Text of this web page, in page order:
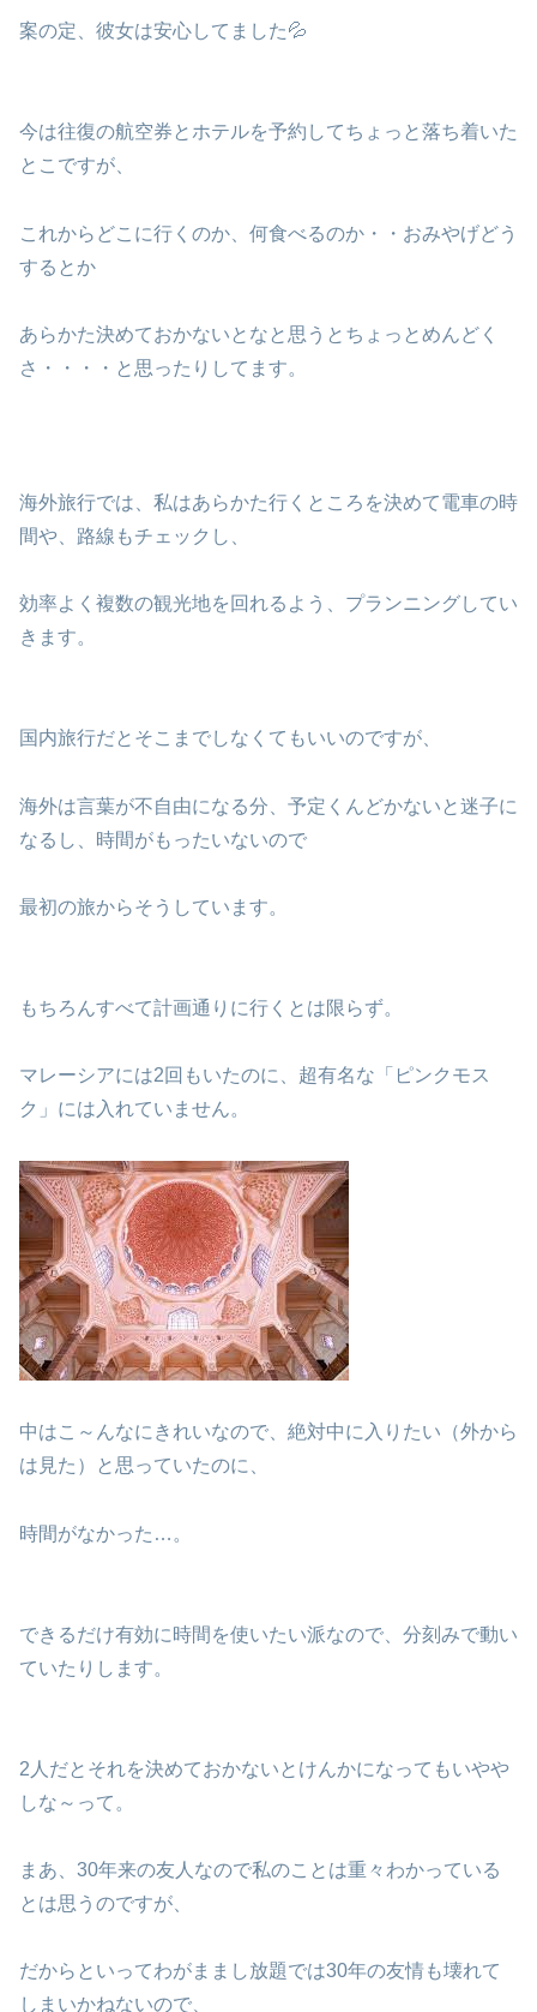
案の定、彼女は安心してました💦
今は往復の航空券とホテルを予約してちょっと落ち着いた
とこですが、
これからどこに行くのか、何食べるのか・・おみやげどう
するとか
あらかた決めておかないとなと思うとちょっとめんどく
さ・・・・と思ったりしてます。
海外旅行では、私はあらかた行くところを決めて電車の時
間や、路線もチェックし、
効率よく複数の観光地を回れるよう、プランニングしてい
きます。
国内旅行だとそこまでしなくてもいいのですが、
海外は言葉が不自由になる分、予定くんどかないと迷子に
なるし、時間がもったいないので
最初の旅からそうしています。
もちろんすべて計画通りに行くとは限らず。
マレーシアには2回もいたのに、超有名な「ピンクモス
ク」には入れていません。
中はこ～んなにきれいなので、絶対中に入りたい（外から
は見た）と思っていたのに、
時間がなかった…。
できるだけ有効に時間を使いたい派なので、分刻みで動い
ていたりします。
2人だとそれを決めておかないとけんかになってもいやや
しな～って。
まあ、30年来の友人なので私のことは重々わかっている
とは思うのですが、
だからといってわがままし放題では30年の友情も壊れて
しまいかねないので、